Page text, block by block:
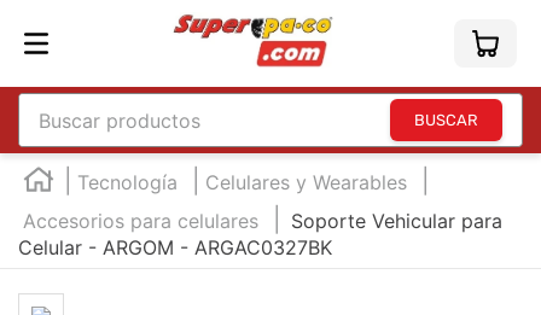
Buscar productos
Tecnología
Celulares y Wearables
Accesorios para celulares
Soporte Vehicular para
Celular - ARGOM - ARGAC0327BK
TÉRMINOS MÁS BUSCADOS
england
2.
marcador e300
3.